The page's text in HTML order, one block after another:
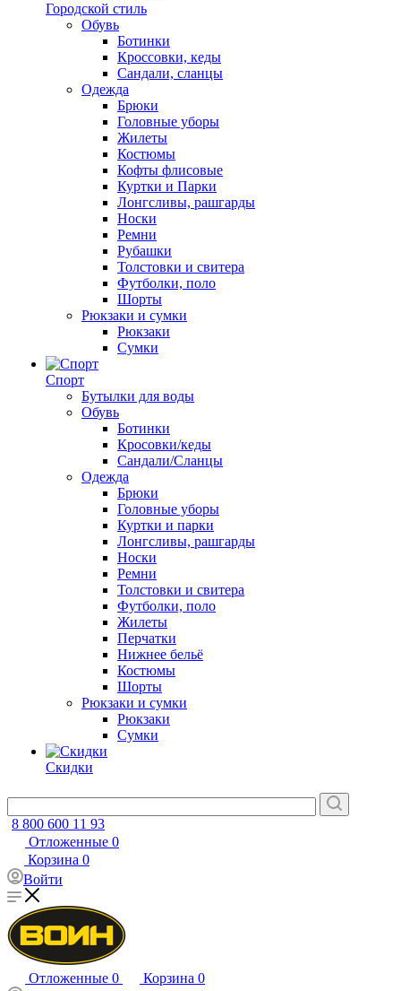
Городской стиль
Обувь
Ботинки
Кроссовки, кеды
Сандали, сланцы
Одежда
Брюки
Головные уборы
Жилеты
Костюмы
Кофты флисовые
Куртки и Парки
Лонгсливы, рашгарды
Носки
Ремни
Рубашки
Толстовки и свитера
Футболки, поло
Шорты
Рюкзаки и сумки
Рюкзаки
Сумки
Спорт
Бутылки для воды
Обувь
Ботинки
Кросовки/кеды
Сандали/Сланцы
Одежда
Брюки
Головные уборы
Куртки и парки
Лонгсливы, рашгарды
Носки
Ремни
Толстовки и свитера
Футболки, поло
Жилеты
Перчатки
Нижнее бельё
Костюмы
Шорты
Рюкзаки и сумки
Рюкзаки
Сумки
Скидки
8 800 600 11 93
Отложенные 0
Корзина 0
Войти
Отложенные 0 Корзина 0